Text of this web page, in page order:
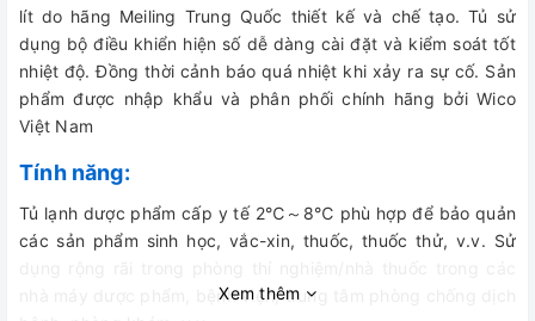
lít do hãng Meiling Trung Quốc thiết kế và chế tạo. Tủ sử
dụng bộ điều khiển hiện số dễ dàng cài đặt và kiểm soát tốt
nhiệt độ. Đồng thời cảnh báo quá nhiệt khi xảy ra sự cố. Sản
phẩm được nhập khẩu và phân phối chính hãng bởi Wico
Việt Nam
Tính năng:
Tủ lạnh dược phẩm cấp y tế 2℃～8℃ phù hợp để bảo quản
các sản phẩm sinh học, vắc-xin, thuốc, thuốc thử, v.v. Sử
nhà máy dược phẩm, bệnh viện, trung tâm phòng chống dịch
Xem thêm